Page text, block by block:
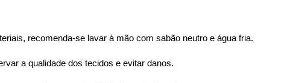
recomenda-se lavar à mão com sabão neutro e água fria.
a qualidade dos tecidos e evitar danos.